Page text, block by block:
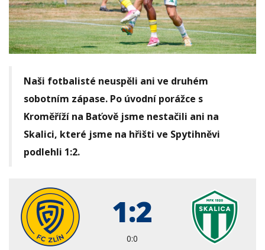
Naši fotbalisté neuspěli ani ve druhém
sobotním zápase. Po úvodní porážce s
Kroměříží na Baťově jsme nestačili ani na
Skalici, které jsme na hřišti ve Spytihněvi
podlehli 1:2.
1:2
0:0